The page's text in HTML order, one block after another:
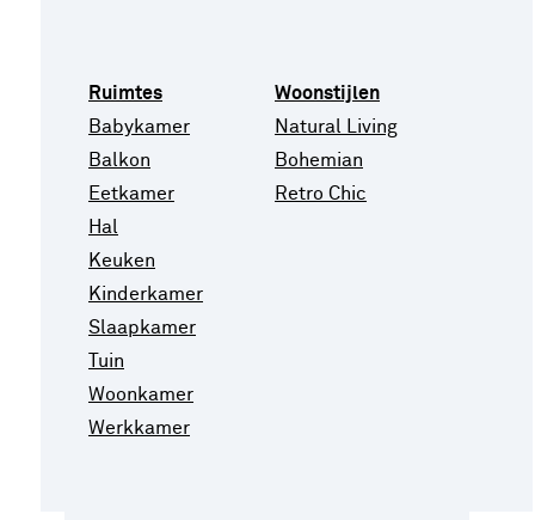
Ruimtes
Babykamer
Balkon
Eetkamer
Hal
Keuken
Kinderkamer
Slaapkamer
Tuin
Woonkamer
Werkkamer
Woonstijlen
Natural Living
Bohemian
Retro Chic